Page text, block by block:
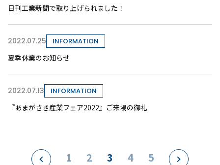
日刊工業新聞で取り上げられました！
2022.07.25 INFORMATION
夏季休業のお知らせ
2022.07.13 INFORMATION
『あまがさき産業フェア2022』ご来場の御礼
1 2 3 4 5